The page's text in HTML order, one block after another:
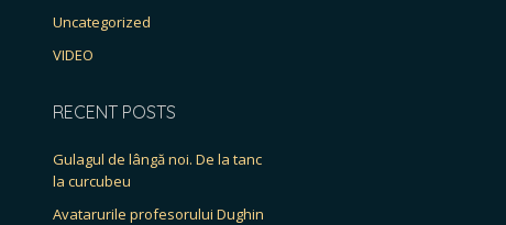
Uncategorized
VIDEO
RECENT POSTS
Gulagul de lângă noi. De la tanc
la curcubeu
Avatarurile profesorului Dughin